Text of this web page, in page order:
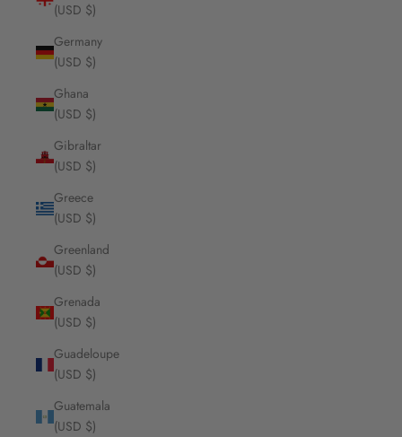
(USD $)
Germany
(USD $)
Ghana
(USD $)
Gibraltar
(USD $)
Greece
(USD $)
Greenland
(USD $)
Grenada
(USD $)
Guadeloupe
(USD $)
Guatemala
(USD $)